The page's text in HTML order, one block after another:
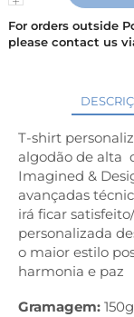
For orders outside
please contact us
T-shirt
algodão de alta
Imagined &
avançadas
irá ficar
personalizada
o maior estilo
harmonia e paz
Gramagem: 150g